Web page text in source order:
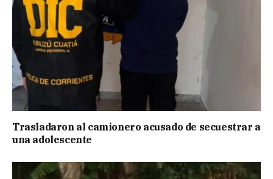
Trasladaron al camionero acusado de secuestrar a
una adolescente